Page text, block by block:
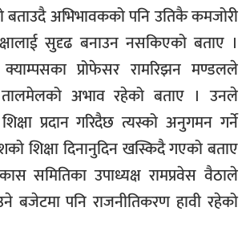
अभिभावकको पनि उतिकै कमजोरी
सुदृढ बनाउन नसकिएको बताए ।
क्याम्पसका प्रोफेसर रामरिझन मण्डलले
तालमेलको अभाव रहेको बताए । उनले
प्रदान गरिदैछ त्यस्को अनुगमन गर्ने
शिक्षा दिनानुदिन खस्किदै गएको बताए
समितिका उपाध्यक्ष रामप्रवेस वैठाले
बजेटमा पनि राजनीतिकरण हावी रहेको